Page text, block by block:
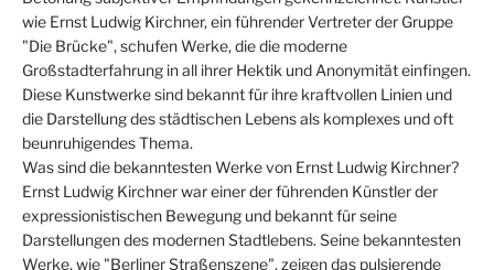
wie Ernst Ludwig Kirchner, ein führender Vertreter der Gruppe
"Die Brücke", schufen Werke, die die moderne
Großstadterfahrung in all ihrer Hektik und Anonymität einfingen.
Diese Kunstwerke sind bekannt für ihre kraftvollen Linien und
die Darstellung des städtischen Lebens als komplexes und oft
beunruhigendes Thema.
Was sind die bekanntesten Werke von Ernst Ludwig Kirchner?
Ernst Ludwig Kirchner war einer der führenden Künstler der
expressionistischen Bewegung und bekannt für seine
Darstellungen des modernen Stadtlebens. Seine bekanntesten
Werke, wie "Berliner Straßenszene", zeigen das pulsierende